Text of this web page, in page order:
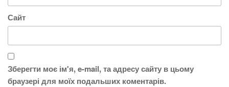
Сайт
Зберегти моє ім'я, e-mail, та адресу сайту в цьому
браузері для моїх подальших коментарів.